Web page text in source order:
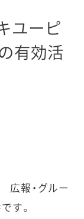
ユーピ
有効活
報・グルー
す。